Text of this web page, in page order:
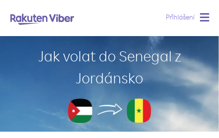
Přihlášení
Jak volat do Senegal z
Jordánsko